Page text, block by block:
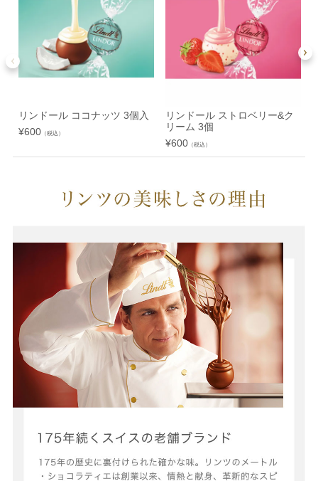
リンドール ココナッツ 3個入
¥600（税込）
リンドール ストロベリー&ク
リーム 3個
¥600（税込）